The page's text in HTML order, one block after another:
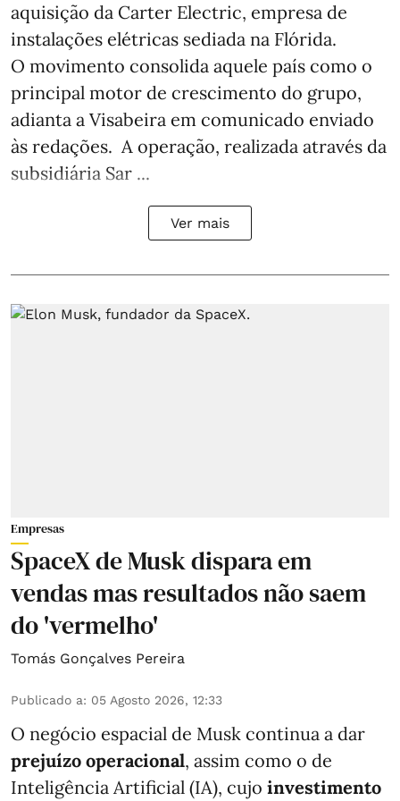
aquisição da Carter Electric, empresa de
instalações elétricas sediada na Flórida.
O movimento consolida aquele país como o
principal motor de crescimento do grupo,
adianta a Visabeira em comunicado enviado
às redações. A operação, realizada através da
subsidiária Sar ...
Ver mais
Empresas
SpaceX de Musk dispara em
vendas mas resultados não saem
do 'vermelho'
Tomás Gonçalves Pereira
Publicado a: 05 Agosto 2026, 12:33
O negócio espacial de Musk continua a dar
prejuízo operacional, assim como o de
Inteligência Artificial (IA), cujo investimento